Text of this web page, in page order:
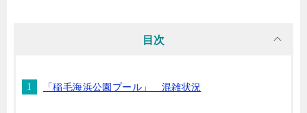
目次
「稲毛海浜公園プール」 混雑状況